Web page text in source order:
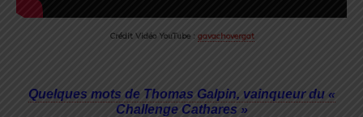
Crédit Vidéo YouTube : gavachovergat
Quelques mots de Thomas Galpin, vainqueur du «
Challenge Cathares »